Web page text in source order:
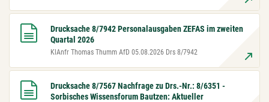
Drucksache 8/7942 Personalausgaben ZEFAS im zweiten
Quartal 2026
KlAnfr Thomas Thumm AfD 05.08.2026 Drs 8/7942
Drucksache 8/7567 Nachfrage zu Drs.-Nr.: 8/6351 -
Sorbisches Wissensforum Bautzen: Aktueller